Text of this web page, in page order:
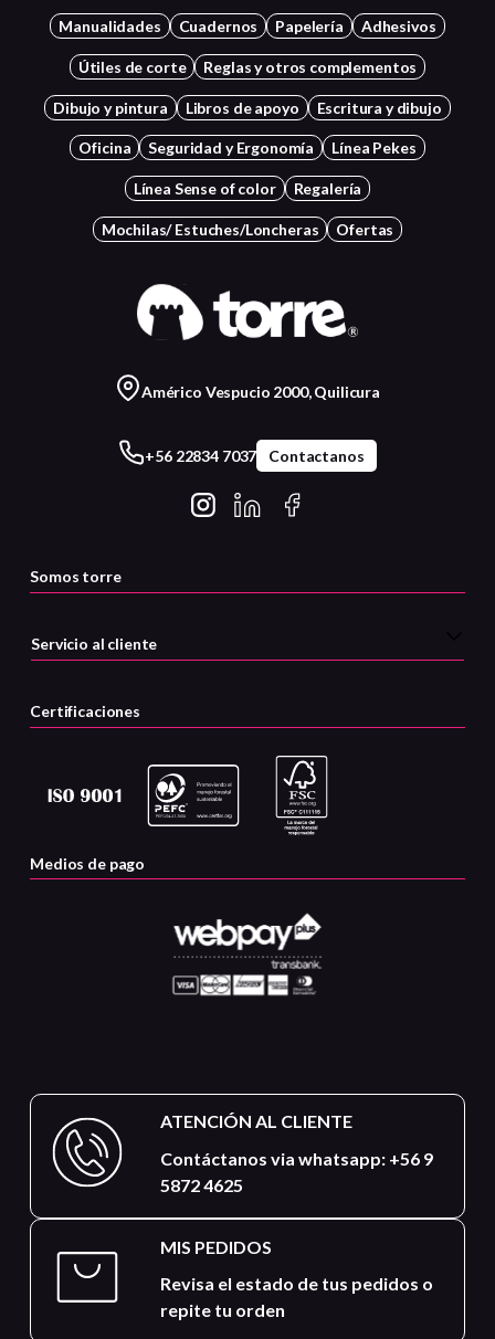
Manualidades Cuadernos Papelería Adhesivos
Útiles de corte Reglas y otros complementos
Dibujo y pintura Libros de apoyo Escritura y dibujo
Oficina Seguridad y Ergonomía Línea Pekes
Línea Sense of color Regalería
Mochilas/ Estuches/Loncheras Ofertas
Américo Vespucio 2000, Quilicura
+56 22834 7037 Contactanos
Somos torre
Servicio al cliente
Certificaciones
Medios de pago
ATENCIÓN AL CLIENTE
Contáctanos via whatsapp: +56 9
5872 4625
MIS PEDIDOS
Revisa el estado de tus pedidos o
repite tu orden